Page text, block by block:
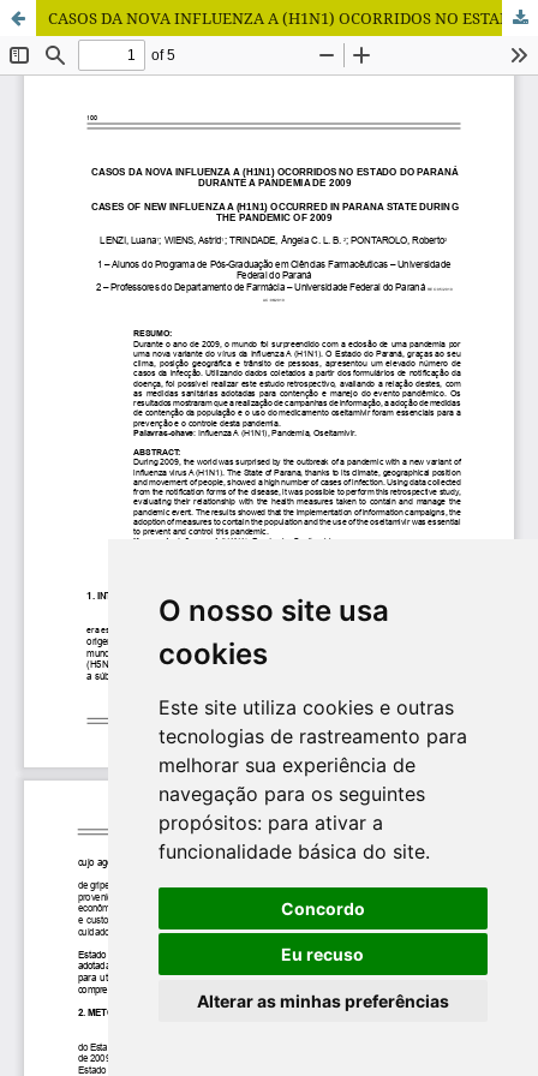
O nosso site usa
cookies
Este site utiliza cookies e outras
tecnologias de rastreamento para
melhorar sua experiência de
navegação para os seguintes
propósitos: para ativar a
funcionalidade básica do site.
Concordo
Eu recuso
Alterar as minhas preferências
CASOS DA NOVA INFLUENZA A (H1N1) OCORRIDOS NO ESTADO DO PARANÁ DURANTE A PANDEMIA DE 2009